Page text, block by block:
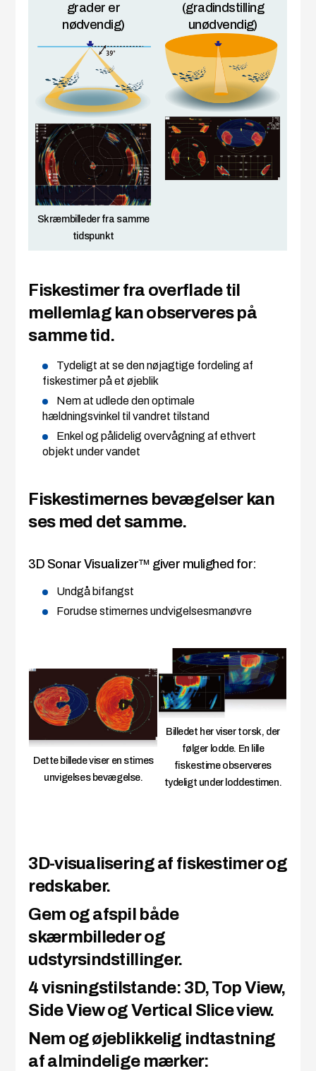
grader er
nødvendig)
Skræmbilleder fra samme
tidspunkt
(gradindstilling
unødvendig)
Fiskestimer fra overflade til
mellemlag kan observeres på
samme tid.
Tydeligt at se den nøjagtige fordeling af
fiskestimer på et øjeblik
Nem at udlede den optimale
hældningsvinkel til vandret tilstand
Enkel og pålidelig overvågning af ethvert
objekt under vandet
Fiskestimernes bevægelser kan
ses med det samme.
3D Sonar Visualizer™ giver mulighed for:
Undgå bifangst
Forudse stimernes undvigelsesmanøvre
Dette billede viser en stimes
unvigelses bevægelse.
Billedet her viser torsk, der
følger lodde. En lille
fiskestime observeres
tydeligt under loddestimen.
3D-visualisering af fiskestimer og
redskaber.
Gem og afspil både
skærmbilleder og
udstyrsindstillinger.
4 visningstilstande: 3D, Top View,
Side View og Vertical Slice view.
Nem og øjeblikkelig indtastning
af almindelige mærker: